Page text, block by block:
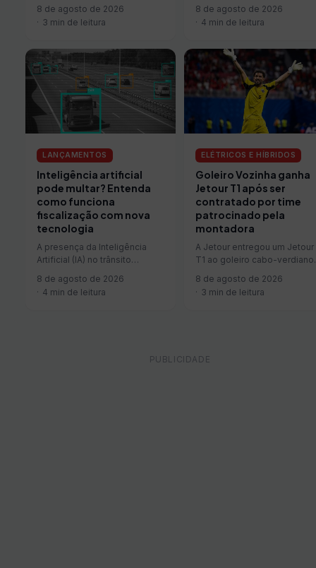
Edition, versão topo de…
8 de agosto de 2026
3 min de leitura
capítulo. A Jetour, marca
8 de agosto de 2026
4 min de leitura
LANÇAMENTOS
Inteligência artificial
pode multar? Entenda
como funciona
fiscalização com nova
tecnologia
A presença da Inteligência
Artificial (IA) no trânsito
em rodovias e vias urbanas
nos…
8 de agosto de 2026
4 min de leitura
ELÉTRICOS E HÍBRIDOS
Goleiro Vozinha ganha
Jetour T1 após ser
contratado por time
patrocinado pela
montadora
A Jetour entregou um Jetour
T1 ao goleiro cabo-verdiano
apresentação do jogador no
Colo-Colo, em…
8 de agosto de 2026
3 min de leitura